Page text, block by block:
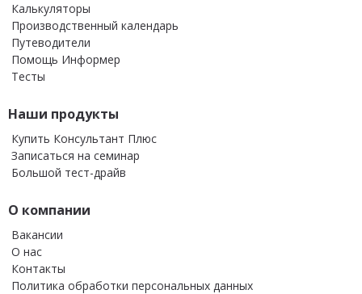
Калькуляторы
Производственный календарь
Путеводители
Помощь Информер
Тесты
Наши продукты
Купить Консультант Плюс
Записаться на семинар
Большой тест-драйв
О компании
Вакансии
О нас
Контакты
Политика обработки персональных данных